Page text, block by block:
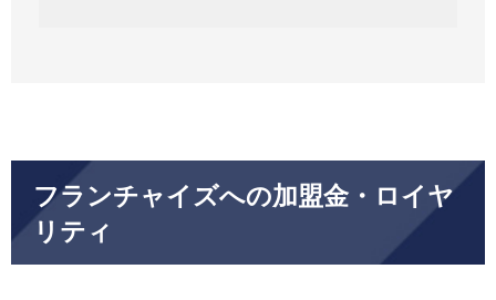
フランチャイズへの加盟金・ロイヤ
リティ